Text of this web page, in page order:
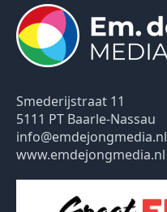
Smederijstraat 11
5111 PT Baarle-Nassau
info@emdejongmedia.nl
www.emdejongmedia.nl